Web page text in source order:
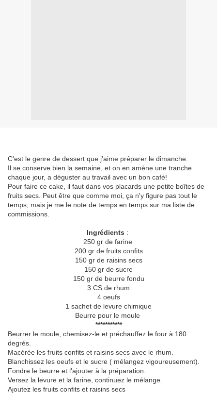
C'est le genre de dessert que j'aime préparer le dimanche.
Il se conserve bien la semaine, et on en amène une tranche
chaque jour, a déguster au travail avec un bon café!
Pour faire ce cake, il faut dans vos placards une petite boîtes de
fruits secs. Peut être que comme moi, ça n'y figure pas tout le
temps, mais je me le note de temps en temps sur ma liste de
commissions.
Ingrédients :
250 gr de farine
200 gr de fruits confits
150 gr de raisins secs
150 gr de sucre
150 gr de beurre fondu
3 CS de rhum
4 oeufs
1 sachet de levure chimique
Beurre pour le moule
***********
Beurrer le moule, chemisez-le et préchauffez le four à 180
degrés.
Macérée les fruits confits et raisins secs avec le rhum.
Blanchissez les oeufs et le sucre ( mélangez vigoureusement).
Fondre le beurre et l'ajouter à la préparation.
Versez la levure et la farine, continuez le mélange.
Ajoutez les fruits confits et raisins secs